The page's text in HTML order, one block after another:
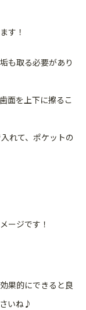
す！
も取る必要があり
面を上下に擦るこ
れて、ポケットの
ージです！
果的にできると良
いね♪